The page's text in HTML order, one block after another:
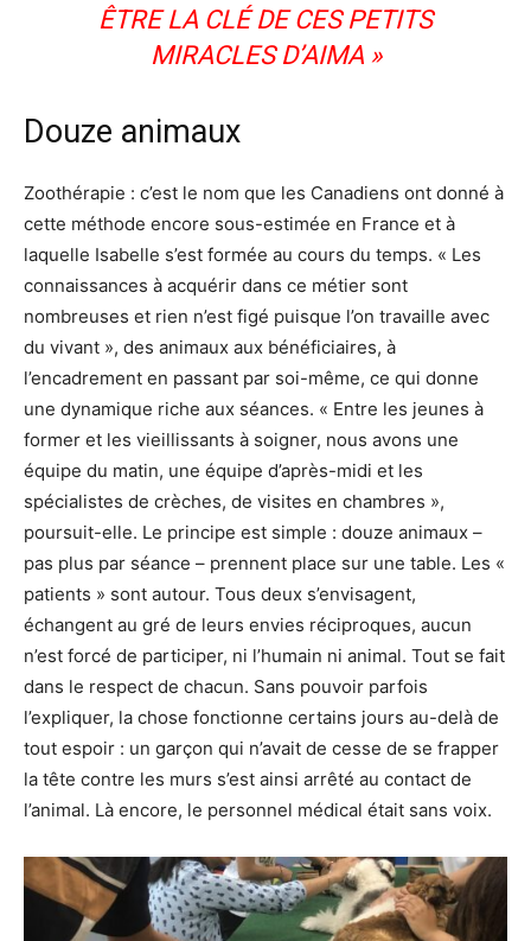
ÊTRE LA CLÉ DE CES PETITS
MIRACLES D’AIMA »
Douze animaux
Zoothérapie : c’est le nom que les Canadiens ont donné à
cette méthode encore sous-estimée en France et à
laquelle Isabelle s’est formée au cours du temps. « Les
connaissances à acquérir dans ce métier sont
nombreuses et rien n’est figé puisque l’on travaille avec
du vivant », des animaux aux bénéficiaires, à
l’encadrement en passant par soi-même, ce qui donne
une dynamique riche aux séances. « Entre les jeunes à
former et les vieillissants à soigner, nous avons une
équipe du matin, une équipe d’après-midi et les
spécialistes de crèches, de visites en chambres »,
poursuit-elle. Le principe est simple : douze animaux –
pas plus par séance – prennent place sur une table. Les «
patients » sont autour. Tous deux s’envisagent,
échangent au gré de leurs envies réciproques, aucun
n’est forcé de participer, ni l’humain ni animal. Tout se fait
dans le respect de chacun. Sans pouvoir parfois
l’expliquer, la chose fonctionne certains jours au-delà de
tout espoir : un garçon qui n’avait de cesse de se frapper
la tête contre les murs s’est ainsi arrêté au contact de
l’animal. Là encore, le personnel médical était sans voix.